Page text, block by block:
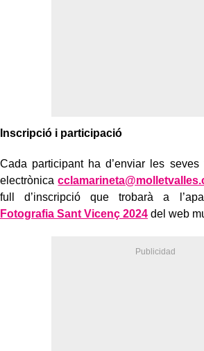
Inscripció i participació
Cada participant ha d’enviar les seves
electrònica
full d’inscripció que trobarà a
Fotografia Sant Vicenç 2024 del web